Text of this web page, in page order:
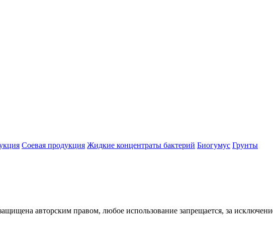
Соевая продукция Жидкие концентраты бактерий Биогумус Грунты
авторским правом, любое использование запрещается, за